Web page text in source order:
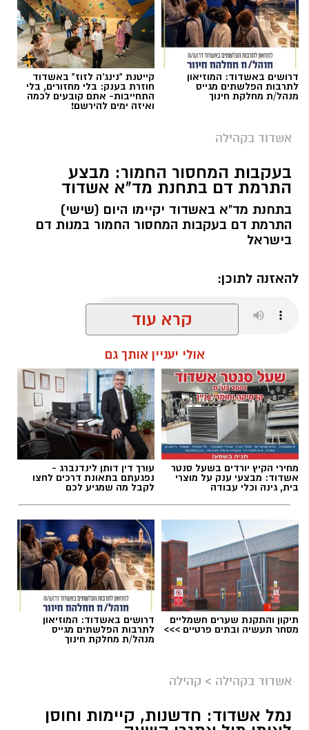
קורס 12 צעדים: הדרך להיכרות עם עולם
ההתמכרויות
הקורס הראשון שייפתח הוא קורס 12 צעדים,
שיעסוק בהיכרות עם עולם ההתמכרויות ועם
עקרונות שיטת 12 הצעדים. הקורס ייפתח ב־9
ב־6 באוקטובר 2026 ייפתח קורס NLP מאסטר,
הקורס יתקיים בשעות הבוקר ויאפשר למשתתפים
להמשיך ולהרחיב את היכרותם עם התחום.
קורס NLP פרקטישינר: כלים ליישום מעשי
יום לאחר מכן, ב־7 באוקטובר 2026, ייצא לדרך
הקורס מתמקד בהקניית כלים יישומיים בתחום
ה־NLP ובהכרת שיטות עבודה מעשיות.
בינה מלאכותית: להכיר את הכלים של המחר
הטכנולוגיה תופסת מקום מרכזי גם בתוכנית
נועד להעניק היכרות עם עולם הבינה המלאכותית
דרושים באשדוד: המוזיאון
לתרבות הפלשתים מגייס
מנהל/ת מחלקת חינוך
קייטנת "נינג'ה לזוז" באשדוד
חוזרת בענק: בלי מחזורים, בלי
התחייבות- אתם קובעים לכמה
ואיזה ימים להירשם!
אשדוד בקהילה
בעקבות המחסור החמור: מבצע
התרמת דם בתחנת מד"א אשדוד
בתחנת מד"א באשדוד יקיימו היום (שישי)
התרמת דם בעקבות המחסור החמור במנות דם
בישראל
להאזנה לתוכן:
תגים:מד"א אשדוד
קרא עוד
אולי יעניין אותך גם
מחירי הקיץ יורדים בשעל סנטר
אשדוד: מבצעי ענק על מוצרי
בית, גינה וכלי עבודה
עורך דין דותן לינדנברג -
נפגעתם בתאונת דרכים לחצו
לקבל מה שמגיע לכם
תיקון והתקנת שערים חשמליים
מסחר תעשיה ובתים פרטיים >>>
דרושים באשדוד: המוזיאון
לתרבות הפלשתים מגייס
מנהל/ת מחלקת חינוך
אשדוד בקהילה > קהילה
נמל אשדוד: חדשנות, קיימות וחוסן